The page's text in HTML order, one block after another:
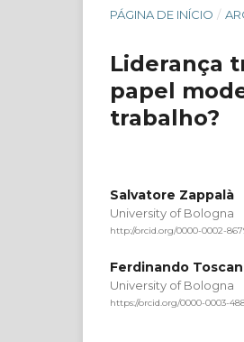
PÁGINA DE INÍCIO /
Liderança
papel
trabalho?
Salvatore Zappalà
University of Bologna
http://orcid.org/0000-0002-
Ferdinando
University of Bologna
https://orcid.org/0000-0003-